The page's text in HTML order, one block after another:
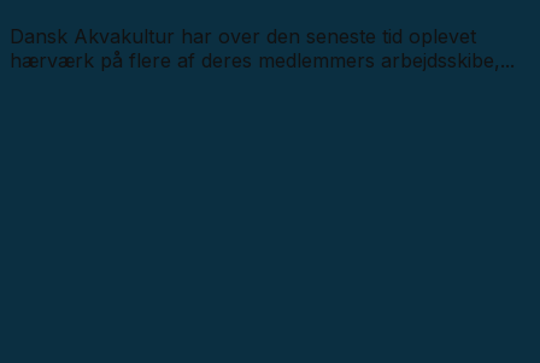
Dansk Akvakultur har over den seneste tid oplevet
hærværk på flere af deres medlemmers arbejdsskibe,...